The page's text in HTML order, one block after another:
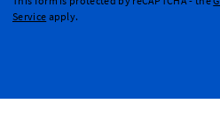
Service apply.